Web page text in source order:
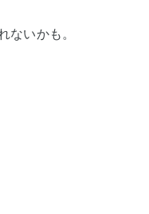
ないかも。